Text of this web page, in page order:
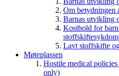
Om betydningen
Barnas utvikling
Kosthold for
stoffskiftesykdom
Lavt stoffskifte
Møteplassen
Hostile medical
only)